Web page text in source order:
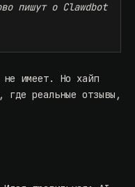
пишут о Clawdbot
не имеет. Но хайп
где реальные отзывы,